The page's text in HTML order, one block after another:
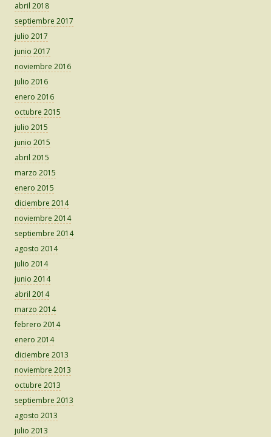
abril 2018
septiembre 2017
julio 2017
junio 2017
noviembre 2016
julio 2016
enero 2016
octubre 2015
julio 2015
junio 2015
abril 2015
marzo 2015
enero 2015
diciembre 2014
noviembre 2014
septiembre 2014
agosto 2014
julio 2014
junio 2014
abril 2014
marzo 2014
febrero 2014
enero 2014
diciembre 2013
noviembre 2013
octubre 2013
septiembre 2013
agosto 2013
julio 2013